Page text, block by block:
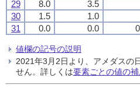
29
8.0 3.5
30
1.5 1.0
31
0.0 0.0
値欄の記号の説明
2021年3月2日より、アメダスの
せん。詳しくは要素ごとの値の補